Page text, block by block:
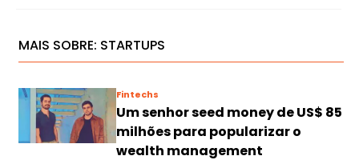
MAIS SOBRE: STARTUPS
Fintechs
Um senhor seed money de US$ 85
milhões para popularizar o
wealth management